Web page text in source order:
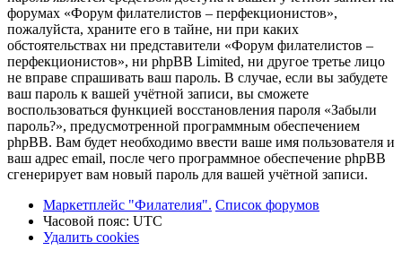
форумах «Форум филателистов – перфекционистов»,
пожалуйста, храните его в тайне, ни при каких
обстоятельствах ни представители «Форум филателистов –
перфекционистов», ни phpBB Limited, ни другое третье лицо
не вправе спрашивать ваш пароль. В случае, если вы забудете
ваш пароль к вашей учётной записи, вы сможете
воспользоваться функцией восстановления пароля «Забыли
пароль?», предусмотренной программным обеспечением
phpBB. Вам будет необходимо ввести ваше имя пользователя и
ваш адрес email, после чего программное обеспечение phpBB
сгенерирует вам новый пароль для вашей учётной записи.
Маркетплейс "Филателия". Список форумов
Часовой пояс: UTC
Удалить cookies